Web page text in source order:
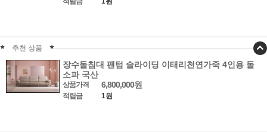
추천 상품
장수돌침대 팬텀 슬라이딩 이태리천연가죽 4인용 돌
소파 국산
상품가격 6,800,000원
적립금 1원